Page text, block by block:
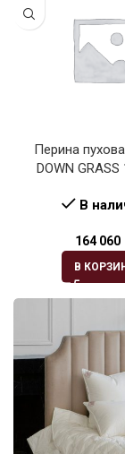
Перина
DOWN GRASS
В
164 060
В